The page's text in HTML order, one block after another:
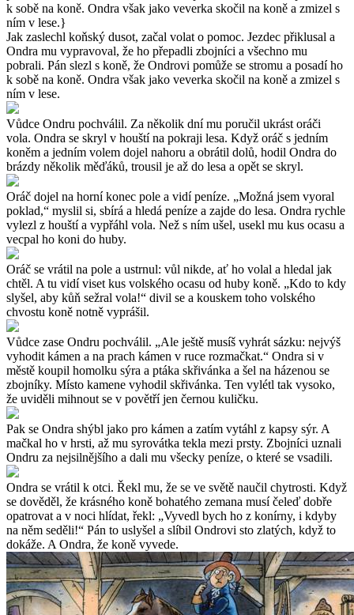
Jak zaslechl koňský dusot, začal volat o pomoc. Jezdec přiklusal a
Ondra mu vypravoval, že ho přepadli zbojníci a všechno mu
pobrali. Pán slezl s koně, že Ondrovi pomůže se stromu a posadí ho
k sobě na koně. Ondra však jako veverka skočil na koně a zmizel s
ním v lese.
Vůdce Ondru pochválil. Za několik dní mu poručil ukrást oráči
vola. Ondra se skryl v houští na pokraji lesa. Když oráč s jedním
koněm a jedním volem dojel nahoru a obrátil dolů, hodil Ondra do
brázdy několik měďáků, trousil je až do lesa a opět se skryl.
Oráč dojel na horní konec pole a vidí peníze. „Možná jsem vyoral
poklad,“ myslil si, sbírá a hledá peníze a zajde do lesa. Ondra rychle
vylezl z houští a vypřáhl vola. Než s ním ušel, usekl mu kus ocasu a
vecpal ho koni do huby.
Oráč se vrátil na pole a ustrnul: vůl nikde, ať ho volal a hledal jak
chtěl. A tu vidí viset kus volského ocasu od huby koně. „Kdo to kdy
slyšel, aby kůň sežral vola!“ divil se a kouskem toho volského
chvostu koně notně vyprášil.
Vůdce zase Ondru pochválil. „Ale ještě musíš vyhrát sázku: nejvýš
vyhodit kámen a na prach kámen v ruce rozmačkat.“ Ondra si v
městě koupil homolku sýra a ptáka skřivánka a šel na házenou se
zbojníky. Místo kamene vyhodil skřivánka. Ten vylétl tak vysoko,
že uviděli mihnout se v povětří jen černou kuličku.
Pak se Ondra shýbl jako pro kámen a zatím vytáhl z kapsy sýr. A
mačkal ho v hrsti, až mu syrovátka tekla mezi prsty. Zbojníci uznali
Ondru za nejsilnějšího a dali mu všecky peníze, o které se vsadili.
Ondra se vrátil k otci. Řekl mu, že se ve světě naučil chytrosti. Když
se dověděl, že krásného koně bohatého zemana musí čeleď dobře
opatrovat a v noci hlídat, řekl: „Vyvedl bych ho z konírny, i kdyby
na něm seděli!“ Pán to uslyšel a slíbil Ondrovi sto zlatých, když to
dokáže. A Ondra, že koně vyvede.